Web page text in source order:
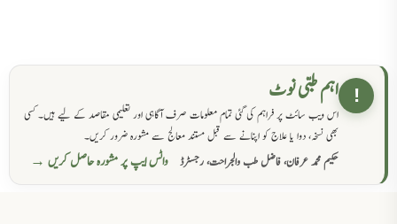
! اہم طبی نوٹ
اس ویب سائٹ پر فراہم کی گئی تمام معلومات صرف آگاہی اور تعلیمی مقاصد کے لیے ہیں۔ کسی
بھی نسخہ، دوا یا علاج کو اپنانے سے قبل مستند معالج سے مشورہ ضرور کریں۔
حکیم محمد عرفان، فاضل طب والجراحت، رجسٹرڈ
واٹس ایپ پر مشورہ حاصل کریں →